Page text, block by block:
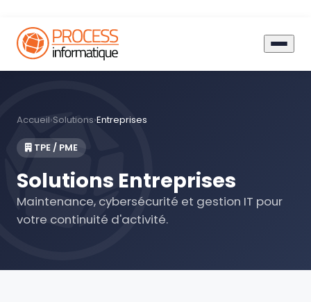
Accueil›Solutions›Entreprises
TPE / PME
Solutions Entreprises
Maintenance, cybersécurité et gestion IT pour
votre continuité d'activité.